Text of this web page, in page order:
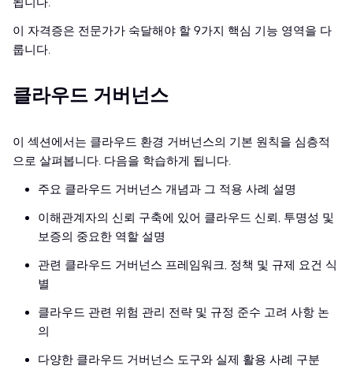
이 자격증은 전문가가 숙달해야 할 9가지 핵심 기능 영역을 다
룹니다.
클라우드 거버넌스
이 섹션에서는 클라우드 환경 거버넌스의 기본 원칙을 심층적
으로 살펴봅니다. 다음을 학습하게 됩니다.
주요 클라우드 거버넌스 개념과 그 적용 사례 설명
이해관계자의 신뢰 구축에 있어 클라우드 신뢰, 투명성 및
보증의 중요한 역할 설명
관련 클라우드 거버넌스 프레임워크, 정책 및 규제 요건 식
별
클라우드 관련 위험 관리 전략 및 규정 준수 고려 사항 논
의
다양한 클라우드 거버넌스 도구와 실제 활용 사례 구분